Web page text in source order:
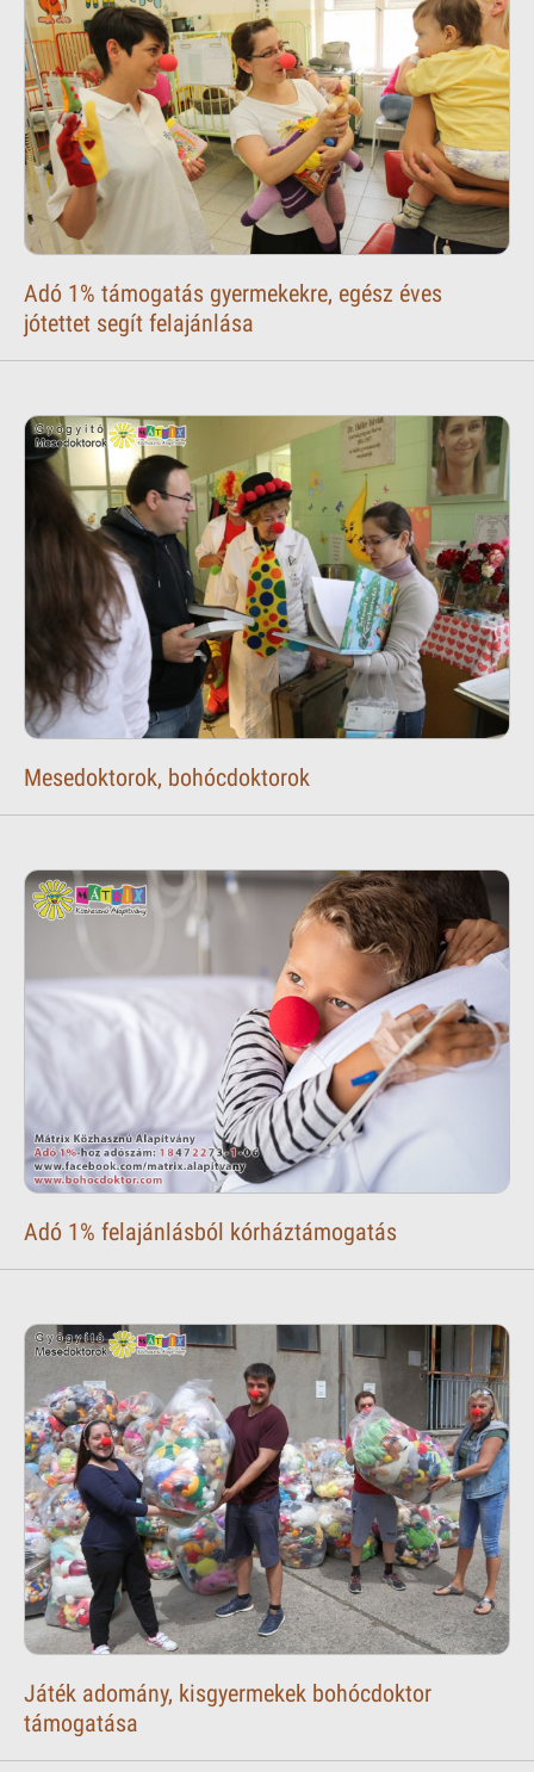
Adó 1% támogatás gyermekekre, egész éves
jótettet segít felajánlása
Mesedoktorok, bohócdoktorok
Adó 1% felajánlásból kórháztámogatás
Játék adomány, kisgyermekek bohócdoktor
támogatása